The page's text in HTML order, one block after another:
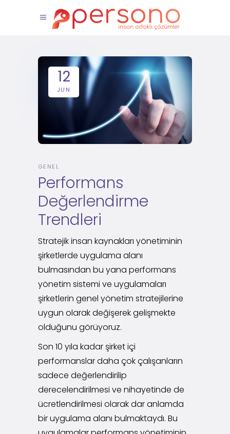
12
JUN
GENEL
Performans
Değerlendirme
Trendleri
Stratejik insan kaynakları yönetiminin
şirketlerde uygulama alanı
bulmasından bu yana performans
yönetim sistemi ve uygulamaları
şirketlerin genel yönetim stratejilerine
uygun olarak değişerek gelişmekte
olduğunu görüyoruz.
Son 10 yıla kadar şirket içi
performanslar daha çok çalışanların
sadece değerlendirilip
derecelendirilmesi ve nihayetinde de
ücretlendirilmesi olarak dar anlamda
bir uygulama alanı bulmaktaydı. Bu